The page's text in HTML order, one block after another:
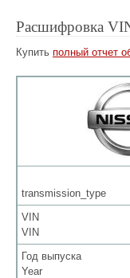
Расшифровка
Купить полный отчет
transmission_type
VIN
VIN
Год выпуска
Year